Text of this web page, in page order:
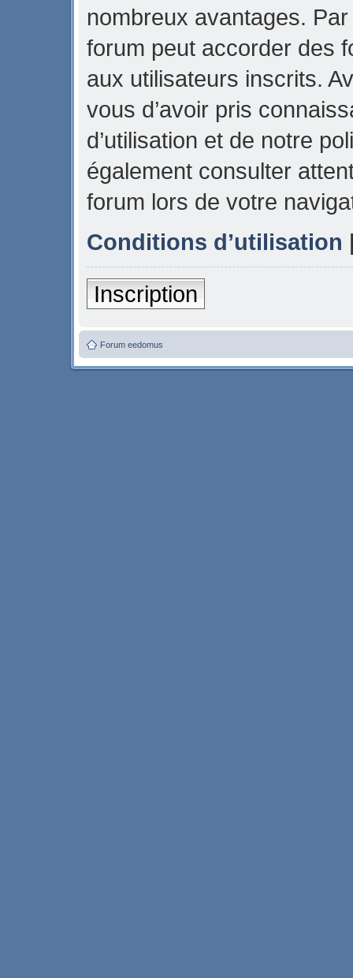
nombreux avantages.
forum peut accorder des
aux utilisateurs inscrits.
vous d’avoir pris
d’utilisation et de notre
également consulter
forum lors de votre
Conditions d’utilisation
Inscription
Forum eedomus